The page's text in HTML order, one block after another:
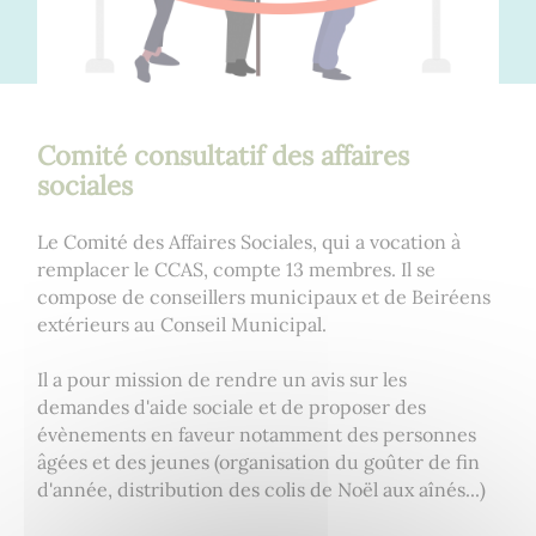
Comité consultatif des affaires
sociales
Le Comité des Affaires Sociales, qui a vocation à
remplacer le CCAS, compte 13 membres. Il se
compose de conseillers municipaux et de Beiréens
extérieurs au Conseil Municipal.
Il a pour mission de rendre un avis sur les
demandes d'aide sociale et de proposer des
évènements en faveur notamment des personnes
âgées et des jeunes (organisation du goûter de fin
d'année, distribution des colis de Noël aux aînés...)